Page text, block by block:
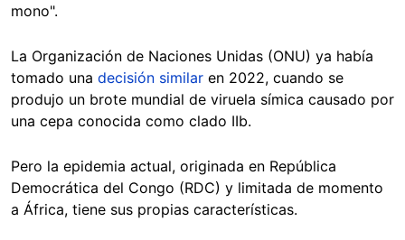
mono".
La Organización de Naciones Unidas (ONU) ya había
tomado una decisión similar en 2022, cuando se
produjo un brote mundial de viruela símica causado por
una cepa conocida como clado IIb.
Pero la epidemia actual, originada en República
Democrática del Congo (RDC) y limitada de momento
a África, tiene sus propias características.